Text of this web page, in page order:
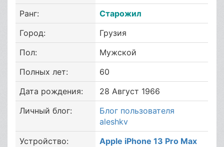
Ранг:
Старожил
Город:
Грузия
Пол:
Мужской
Полных лет:
60
Дата рождения:
28 Август 1966
Личный блог:
Блог пользователя
aleshkv
Устройство:
Apple iPhone 13 Pro Max